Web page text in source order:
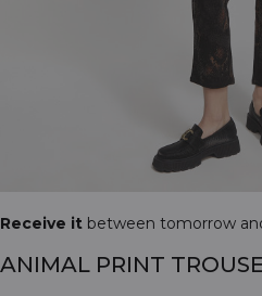
Receive it between tomorrow
ANIMAL PRINT